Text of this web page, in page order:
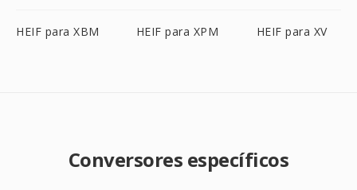
HEIF para XBM HEIF para XPM HEIF para XV
Conversores específicos